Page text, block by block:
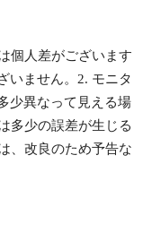
個人差がございます
いません。2. モニタ
少異なって見える場
多少の誤差が生じる
、改良のため予告な